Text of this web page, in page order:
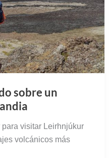
sobre un
visitar Leirhnjúkur
volcánicos más